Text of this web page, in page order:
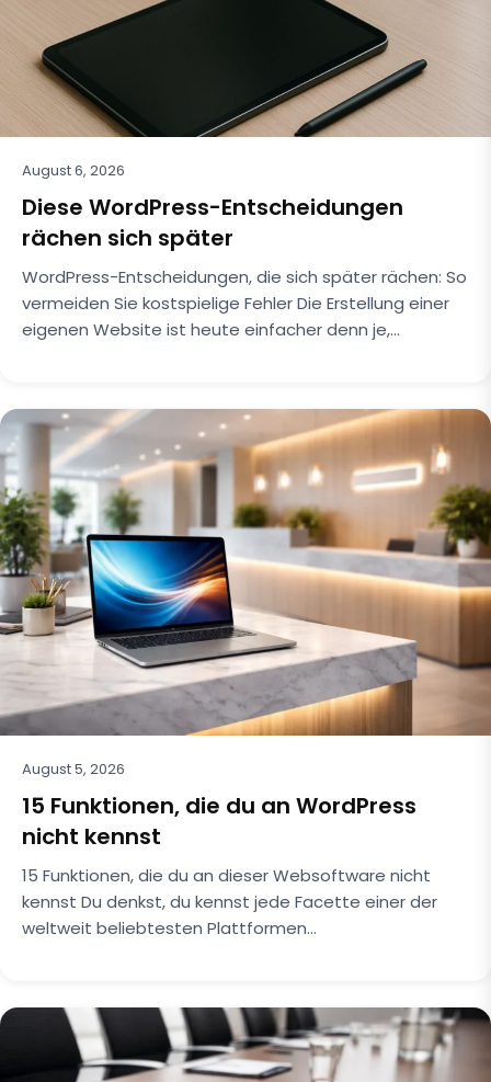
August 6, 2026
Diese WordPress-Entscheidungen
rächen sich später
WordPress-Entscheidungen, die sich später rächen: So
vermeiden Sie kostspielige Fehler Die Erstellung einer
eigenen Website ist heute einfacher denn je,…
August 5, 2026
15 Funktionen, die du an WordPress
nicht kennst
15 Funktionen, die du an dieser Websoftware nicht
kennst Du denkst, du kennst jede Facette einer der
weltweit beliebtesten Plattformen…